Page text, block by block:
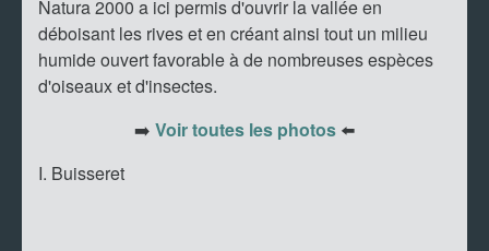
Natura 2000 a ici permis d'ouvrir la vallée en
déboisant les rives et en créant ainsi tout un milieu
humide ouvert favorable à de nombreuses espèces
d'oiseaux et d'insectes.
➡️ Voir toutes les photos ⬅️
I. Buisseret